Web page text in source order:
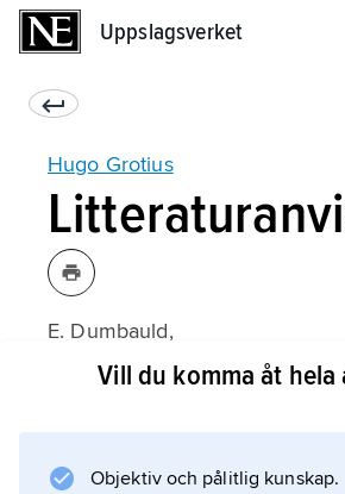
Uppslagsverket
Hugo Grotius
E. Dumbauld,
The Life and Legal Writings of
Vill du komma åt hela
Objektiv och pålitlig kunskap.